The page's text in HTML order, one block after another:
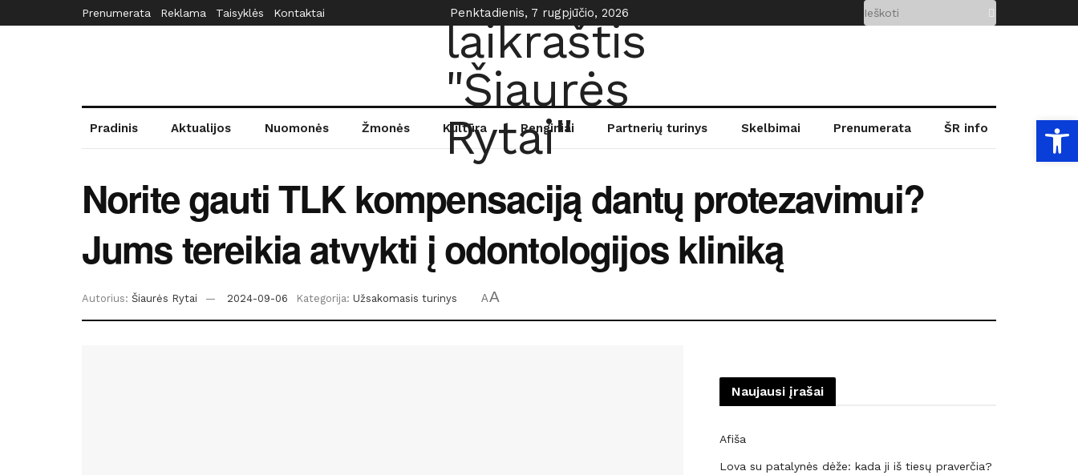
Prenumerata Reklama Taisyklės Kontaktai Penktadienis, 7 rugpjūčio, 2026
Pradinis Aktualijos Nuomonės Žmonės Kultūra Renginiai Partnerių turinys Skelbimai Prenumerata ŠR info
Norite gauti TLK kompensaciją dantų protezavimui?
Jums tereikia atvykti į odontologijos kliniką
Autorius: Šiaurės Rytai 2024-09-06 Kategorija: Užsakomasis turinys AA
Naujausi įrašai
Afiša
Lova su patalynės dėže: kada ji iš tiesų praverčia?